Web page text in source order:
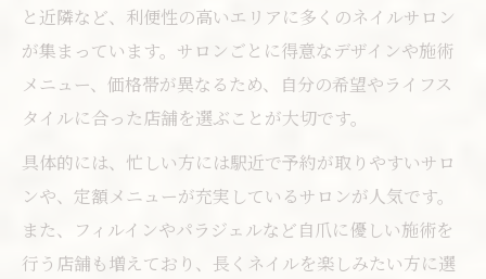
ネイルサロン選びで重視したい最新ポイン
ト
ららぽーと周辺で注目のデザイン特集
都筑区ならではのネイルトレンドをチェッ
ク
マグネットネイルや定額制の魅力に迫る
と近隣など、利便性の高いエリアに多くのネイルサロン
が集まっています。サロンごとに得意なデザインや施術
メニュー、価格帯が異なるため、自分の希望やライフス
タイルに合った店舗を選ぶことが大切です。
具体的には、忙しい方には駅近で予約が取りやすいサロ
ンや、定額メニューが充実しているサロンが人気です。
また、フィルインやパラジェルなど自爪に優しい施術を
行う店舗も増えており、長くネイルを楽しみたい方に選